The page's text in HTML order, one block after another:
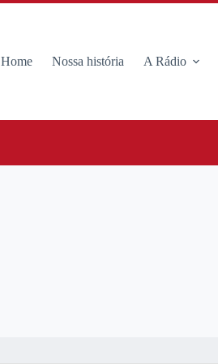
Home Nossa história A Rádio